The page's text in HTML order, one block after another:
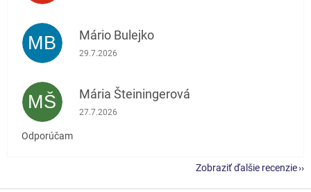
MB Mário Bulejko
Hodnotenie obchodu je 5 z 5 hviezdičiek.
29.7.2026
MŠ Mária Šteiningerová
Hodnotenie obchodu je 5 z 5 hviezdičiek.
27.7.2026
Odporúčam
Zobraziť ďalšie recenzie